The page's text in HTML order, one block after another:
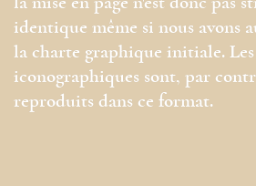
identique même si nous avons
la charte graphique initiale.
iconographiques sont, par
reproduits dans ce format.